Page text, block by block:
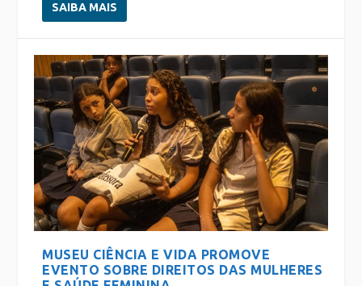
SAIBA MAIS
MUSEU CIÊNCIA E VIDA PROMOVE
EVENTO SOBRE DIREITOS DAS MULHERES